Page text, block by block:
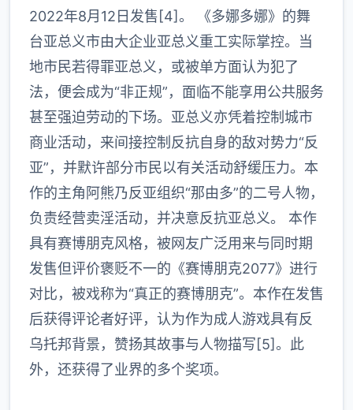
2022年8月12日发售[4]。 《多娜多娜》的舞
台亚总义市由大企业亚总义重工实际掌控。当
地市民若得罪亚总义，或被单方面认为犯了
法，便会成为“非正规”，面临不能享用公共服务
甚至强迫劳动的下场。亚总义亦凭着控制城市
商业活动，来间接控制反抗自身的敌对势力“反
亚”，并默许部分市民以有关活动舒缓压力。本
作的主角阿熊乃反亚组织“那由多”的二号人物，
负责经营卖淫活动，并决意反抗亚总义。 本作
具有赛博朋克风格，被网友广泛用来与同时期
发售但评价褒贬不一的《赛博朋克2077》进行
对比，被戏称为“真正的赛博朋克”。本作在发售
后获得评论者好评，认为作为成人游戏具有反
乌托邦背景，赞扬其故事与人物描写[5]。此
外，还获得了业界的多个奖项。